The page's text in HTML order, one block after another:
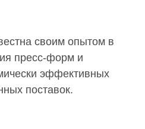
своим опытом в
пресс-форм и
эффективных
поставок.